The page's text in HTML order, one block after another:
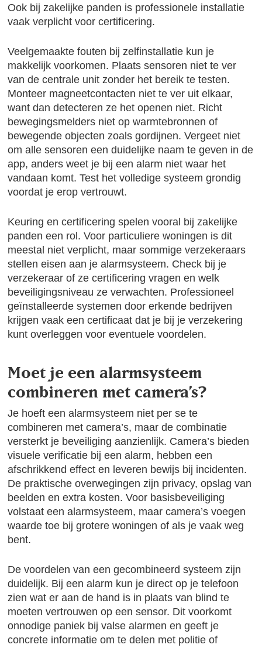
Ook bij zakelijke panden is professionele installatie
vaak verplicht voor certificering.
Veelgemaakte fouten bij zelfinstallatie kun je
makkelijk voorkomen. Plaats sensoren niet te ver
van de centrale unit zonder het bereik te testen.
Monteer magneetcontacten niet te ver uit elkaar,
want dan detecteren ze het openen niet. Richt
bewegingsmelders niet op warmtebronnen of
bewegende objecten zoals gordijnen. Vergeet niet
om alle sensoren een duidelijke naam te geven in de
app, anders weet je bij een alarm niet waar het
vandaan komt. Test het volledige systeem grondig
voordat je erop vertrouwt.
Keuring en certificering spelen vooral bij zakelijke
panden een rol. Voor particuliere woningen is dit
meestal niet verplicht, maar sommige verzekeraars
stellen eisen aan je alarmsysteem. Check bij je
verzekeraar of ze certificering vragen en welk
beveiligingsniveau ze verwachten. Professioneel
geïnstalleerde systemen door erkende bedrijven
krijgen vaak een certificaat dat je bij je verzekering
kunt overleggen voor eventuele voordelen.
Moet je een alarmsysteem
combineren met camera’s?
Je hoeft een alarmsysteem niet per se te
combineren met camera’s, maar de combinatie
versterkt je beveiliging aanzienlijk. Camera’s bieden
visuele verificatie bij een alarm, hebben een
afschrikkend effect en leveren bewijs bij incidenten.
De praktische overwegingen zijn privacy, opslag van
beelden en extra kosten. Voor basisbeveiliging
volstaat een alarmsysteem, maar camera’s voegen
waarde toe bij grotere woningen of als je vaak weg
bent.
De voordelen van een gecombineerd systeem zijn
duidelijk. Bij een alarm kun je direct op je telefoon
zien wat er aan de hand is in plaats van blind te
moeten vertrouwen op een sensor. Dit voorkomt
onnodige paniek bij valse alarmen en geeft je
concrete informatie om te delen met politie of